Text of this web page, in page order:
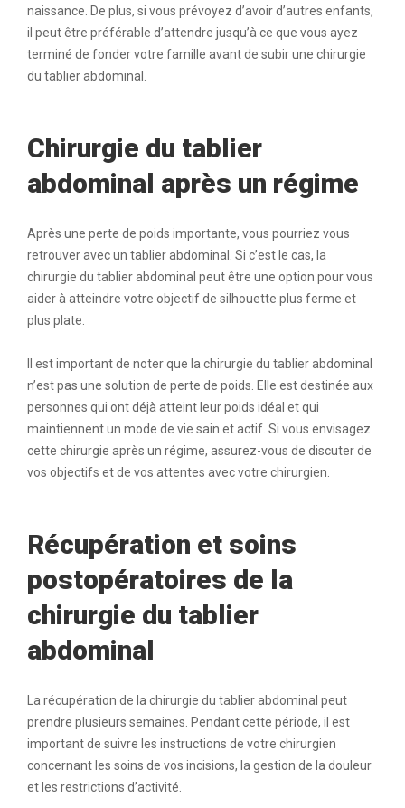
naissance. De plus, si vous prévoyez d’avoir d’autres enfants,
il peut être préférable d’attendre jusqu’à ce que vous ayez
terminé de fonder votre famille avant de subir une chirurgie
du tablier abdominal.
Chirurgie du tablier
abdominal après un régime
Après une perte de poids importante, vous pourriez vous
retrouver avec un tablier abdominal. Si c’est le cas, la
chirurgie du tablier abdominal peut être une option pour vous
aider à atteindre votre objectif de silhouette plus ferme et
plus plate.
Il est important de noter que la chirurgie du tablier abdominal
n’est pas une solution de perte de poids. Elle est destinée aux
personnes qui ont déjà atteint leur poids idéal et qui
maintiennent un mode de vie sain et actif. Si vous envisagez
cette chirurgie après un régime, assurez-vous de discuter de
vos objectifs et de vos attentes avec votre chirurgien.
Récupération et soins
postopératoires de la
chirurgie du tablier
abdominal
La récupération de la chirurgie du tablier abdominal peut
prendre plusieurs semaines. Pendant cette période, il est
important de suivre les instructions de votre chirurgien
concernant les soins de vos incisions, la gestion de la douleur
et les restrictions d’activité.